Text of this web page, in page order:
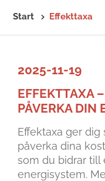
Start Effekttaxa
2025-11-19
EFFEKTTAXA
PÅVERKA DIN
Effektaxa ger
påverka dina
som du bidrar till
energisystem.